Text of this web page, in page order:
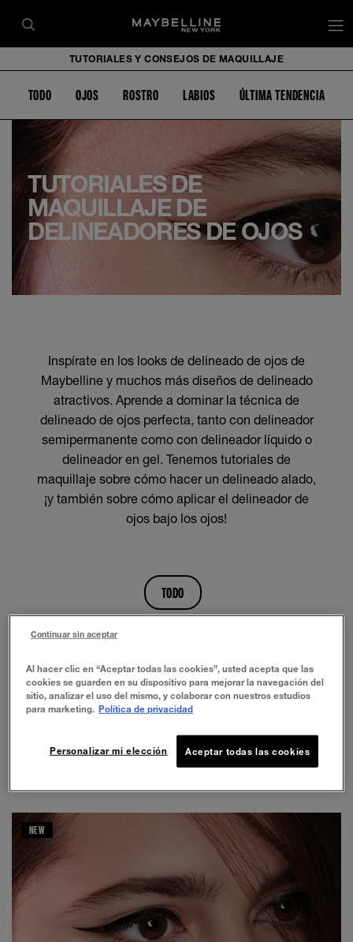
TUTORIALES Y CONSEJOS DE MAQUILLAJE
TODO OJOS ROSTRO LABIOS ÚLTIMA TENDENCIA
TUTORIALES DE
MAQUILLAJE DE
DELINEADORES DE OJOS
Inspírate en los looks de delineado de ojos de
Maybelline y muchos más diseños de delineado
atractivos. Aprende a dominar la técnica de
delineado de ojos perfecta, tanto con delineador
semipermanente como con delineador líquido o
delineador en gel. Tenemos tutoriales de
maquillaje sobre cómo hacer un delineado alado,
¡y también sobre cómo aplicar el delineador de
ojos bajo los ojos!
TODO
TUTORIALES DE MAQUILLAJE DE DELINEADORES DE OJOS
TUTORIALES DE MAQUILLAJE DE CEJAS
TUTORIALES DE MAQUILLAJE DE SOMBRAS DE OJOS
NEW
Al hacer clic en “Aceptar todas las cookies”, usted acepta que las
cookies se guarden en su dispositivo para mejorar la navegación del
sitio, analizar el uso del mismo, y colaborar con nuestros estudios
para marketing. Política de privacidad
Aceptar todas las cookies
Personalizar mi elección
Continuar sin aceptar